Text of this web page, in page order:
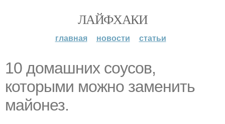
ЛАЙФХАКИ
главная новости статьи
10 домашних соусов,
которыми можно заменить
майонез.